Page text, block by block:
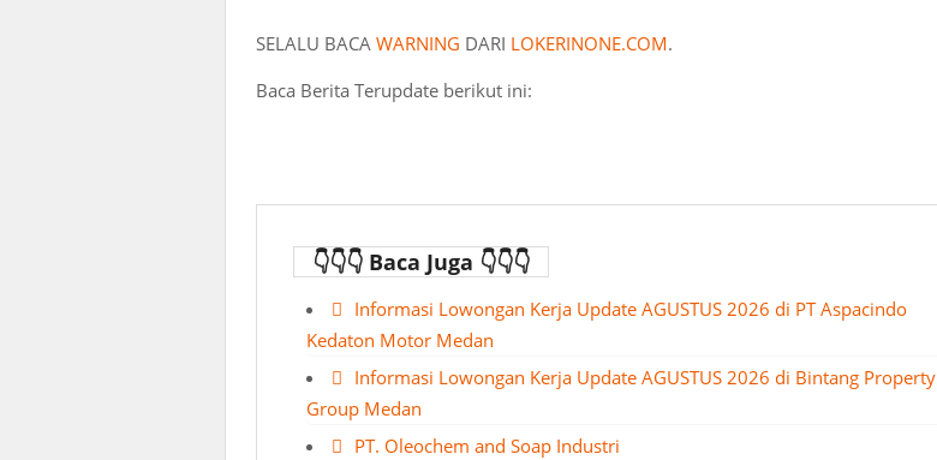
SELALU BACA WARNING DARI LOKERINONE.COM.
Baca Berita Terupdate berikut ini:
👇👇👇 Baca Juga 👇👇👇
Informasi Lowongan Kerja Update AGUSTUS 2026 di PT Aspacindo
Kedaton Motor Medan
Informasi Lowongan Kerja Update AGUSTUS 2026 di Bintang Property
Group Medan
PT. Oleochem and Soap Industri